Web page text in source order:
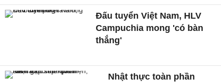
Đấu tuyển Việt Nam, HLV
Campuchia mong 'có bàn
thắng'
Nhật thực toàn phần